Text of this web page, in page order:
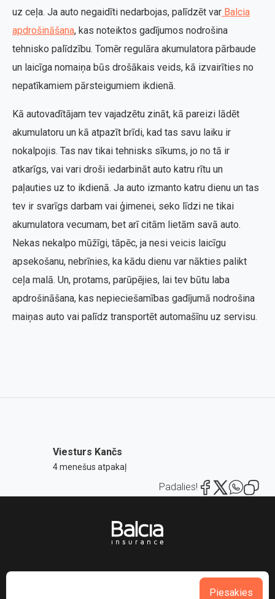
uz ceļa. Ja auto negaidīti nedarbojas, palīdzēt var Balcia
apdrošināšana, kas noteiktos gadījumos nodrošina
tehnisko palīdzību. Tomēr regulāra akumulatora pārbaude
un laicīga nomaiņa būs drošākais veids, kā izvairīties no
nepatīkamiem pārsteigumiem ikdienā.
Kā autovadītājam tev vajadzētu zināt, kā pareizi lādēt
akumulatoru un kā atpazīt brīdi, kad tas savu laiku ir
nokalpojis. Tas nav tikai tehnisks sīkums, jo no tā ir
atkarīgs, vai vari droši iedarbināt auto katru rītu un
paļauties uz to ikdienā. Ja auto izmanto katru dienu un tas
tev ir svarīgs darbam vai ģimenei, seko līdzi ne tikai
akumulatora vecumam, bet arī citām lietām savā auto.
Nekas nekalpo mūžīgi, tāpēc, ja nesi veicis laicīgu
apsekošanu, nebrīnies, ka kādu dienu var nākties palikt
ceļa malā. Un, protams, parūpējies, lai tev būtu laba
apdrošināšana, kas nepieciešamības gadījumā nodrošina
maiņas auto vai palīdz transportēt automašīnu uz servisu.
Viesturs Kančs
4 menešus atpakaļ
Padalies!
Piesakies